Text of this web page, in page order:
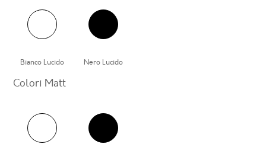
Bianco Lucido Nero Lucido
Colori Matt